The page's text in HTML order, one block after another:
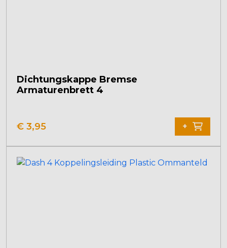
Dichtungskappe Bremse
Armaturenbrett 4
€ 3,95 +